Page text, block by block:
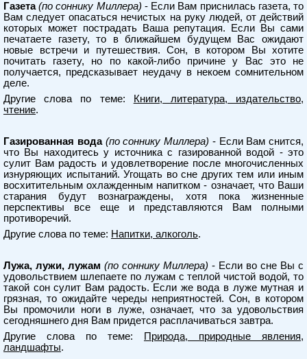
Газета (по соннику Миллера) - Если Вам приснилась газета, то
Вам следует опасаться нечистых на руку людей, от действий
которых может пострадать Ваша репутация. Если Вы сами
печатаете газету, то в ближайшем будущем Вас ожидают
новые встречи и путешествия. Сон, в котором Вы хотите
почитать газету, но по какой-либо причине у Вас это не
получается, предсказывает неудачу в некоем сомнительном
деле.
Другие слова по теме:
Книги, литература, издательство,
чтение.
Газированная вода (по соннику Миллера) - Если Вам снится,
что Вы находитесь у источника с газированной водой - это
сулит Вам радость и удовлетворение после многочисленных
изнуряющих испытаний. Угощать во сне других тем или иным
восхитительным охлажденным напитком - означает, что Ваши
старания будут вознаграждены, хотя пока жизненные
перспективы все еще и представляются Вам полными
противоречий.
Другие слова по теме: Напитки, алкоголь.
Лужа, лужи, лужам (по соннику Миллера) - Если во сне Вы с
удовольствием шлепаете по лужам с теплой чистой водой, то
такой сон сулит Вам радость. Если же вода в луже мутная и
грязная, то ожидайте череды неприятностей. Сон, в котором
Вы промочили ноги в луже, означает, что за удовольствия
сегодняшнего дня Вам придется расплачиваться завтра.
Другие слова по теме:
Природа, природные явления,
ландшафты.